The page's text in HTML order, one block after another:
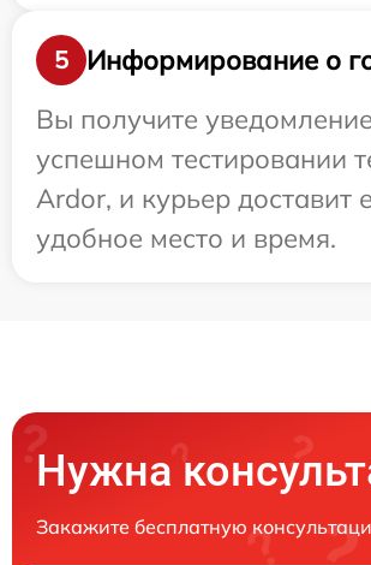
5
Информирование о
Вы получите
успешном тестировании
Ardor, и курьер доставит
удобное место и время.
Нужна
Закажите бесплатную